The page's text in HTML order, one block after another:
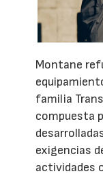
Montane
familia
compuesta
exigencias
actividades